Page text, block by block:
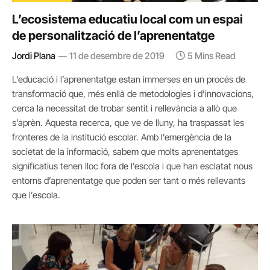
L’ecosistema educatiu local com un espai
de personalització de l’aprenentatge
Jordi Plana 11 de desembre de 2019 5 Mins Read
L’educació i l’aprenentatge estan immerses en un procés de
transformació que, més enllà de metodologies i d’innovacions,
cerca la necessitat de trobar sentit i rellevància a allò que
s’aprèn. Aquesta recerca, que ve de lluny, ha traspassat les
fronteres de la institució escolar. Amb l’emergència de la
societat de la informació, sabem que molts aprenentatges
significatius tenen lloc fora de l’escola i que han esclatat nous
entorns d’aprenentatge que poden ser tant o més rellevants
que l’escola.